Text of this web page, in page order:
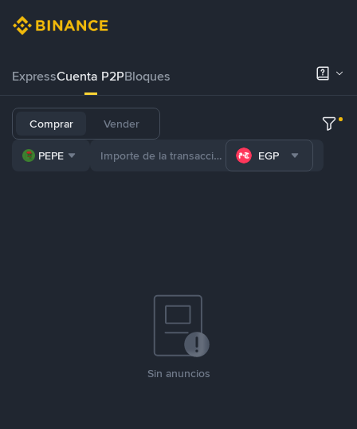
ExpressCuenta P2PBloques
Comprar Vender
PEPE EGP
Sin anuncios